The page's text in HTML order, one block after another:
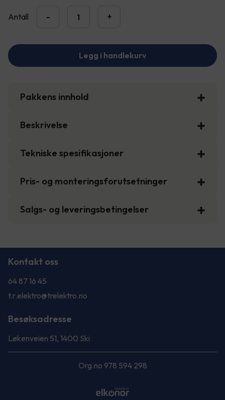
Antall - +
Legg i handlekurv
Pakkens innhold
Beskrivelse
Tekniske spesifikasjoner
Pris- og monteringsforutsetninger
Salgs- og leveringsbetingelser
Kontakt oss
64 87 16 45
t.r.elektro@trelektro.no
Besøksadresse
Løkenveien 51, 1400 Ski
Org.no 978 594 298